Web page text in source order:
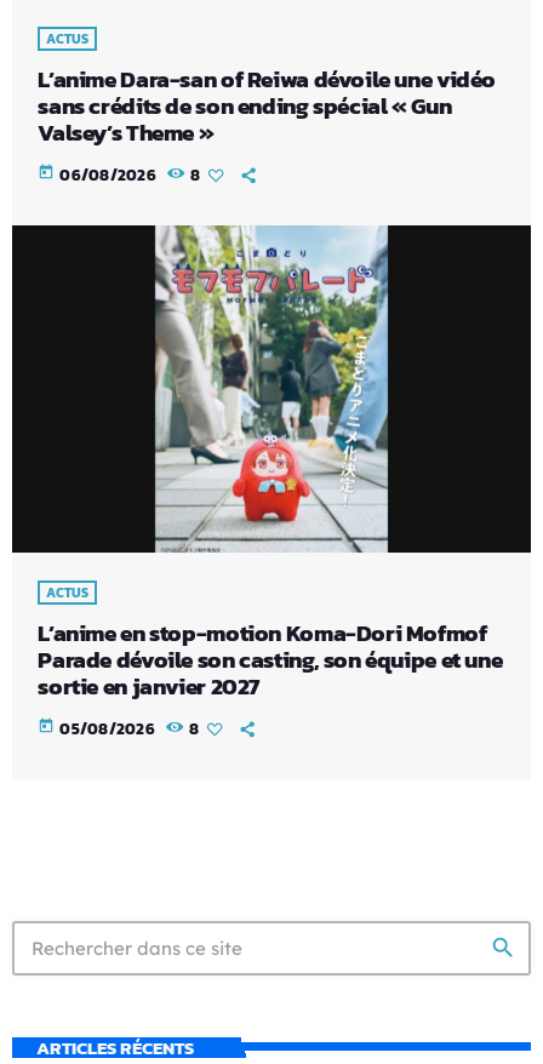
ACTUS
L’anime Dara-san of Reiwa dévoile une vidéo
sans crédits de son ending spécial « Gun
Valsey’s Theme »
today 06/08/2026 8
ACTUS
L’anime en stop-motion Koma-Dori Mofmof
Parade dévoile son casting, son équipe et une
sortie en janvier 2027
today 05/08/2026 8
search
ARTICLES RÉCENTS